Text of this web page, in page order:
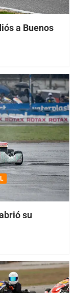
a Buenos
su